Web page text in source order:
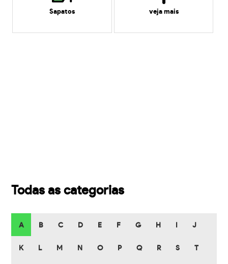
Sapatos veja mais
Todas as categorias
A B C D E F G H J
K L M N O P Q R S T